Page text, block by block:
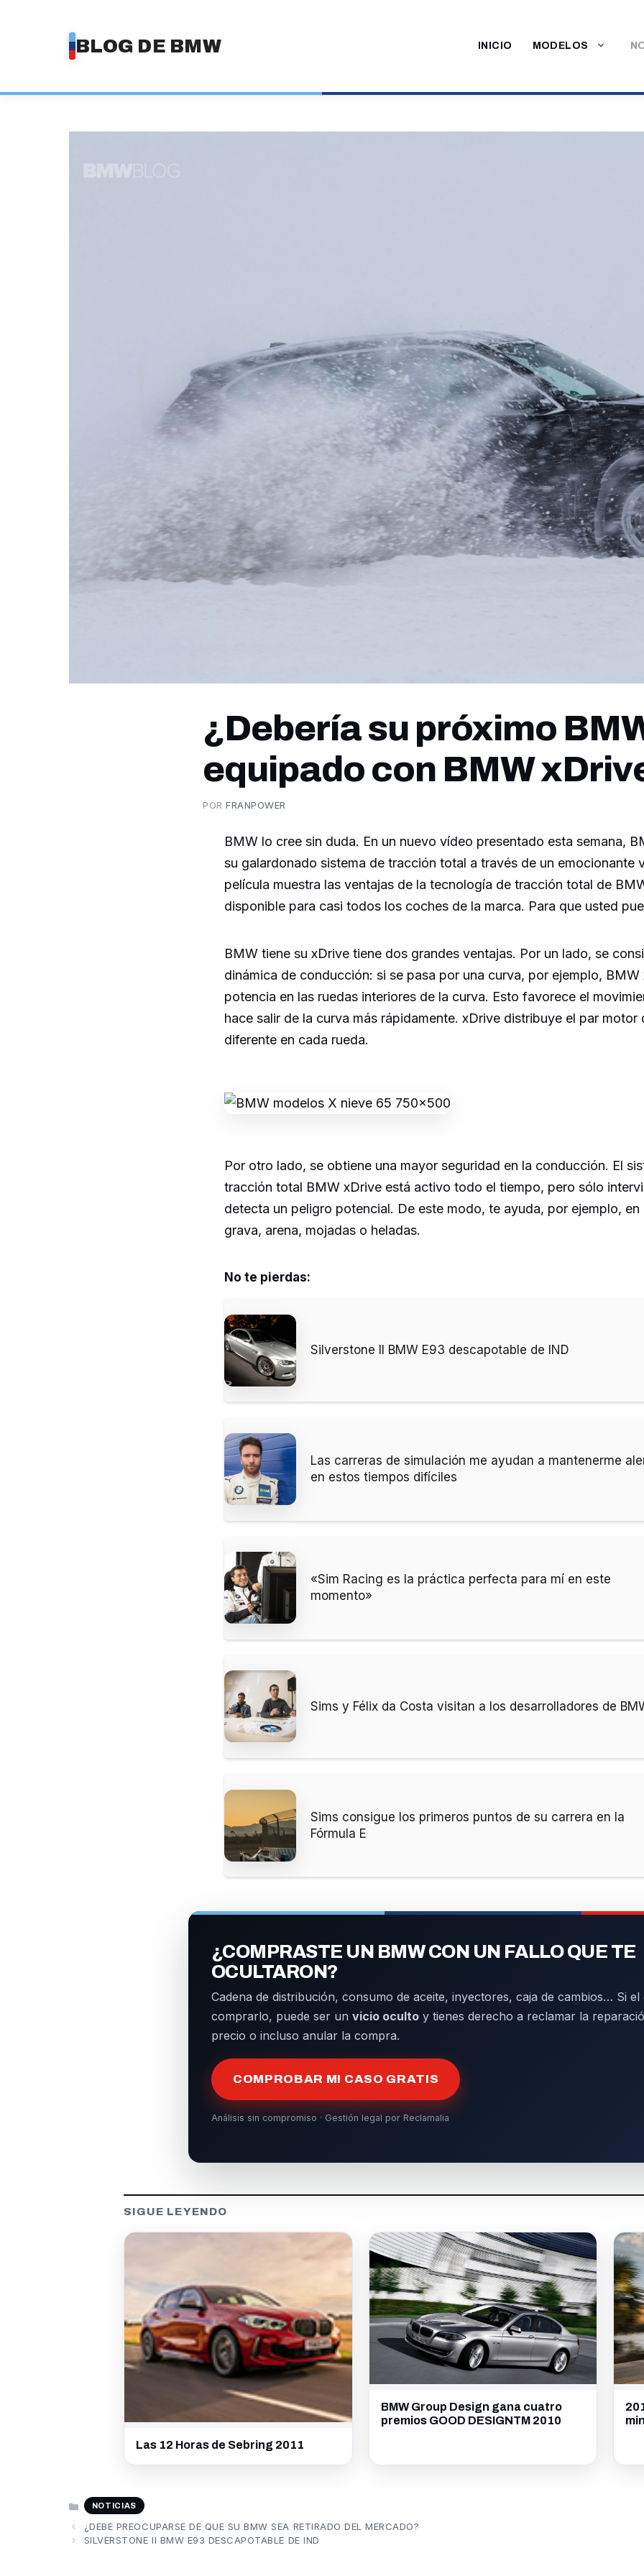
BLOG DE BMW INICIO MODELOS
¿Debería su próximo
equipado con BMW
PORFRANPOWER
BMW lo cree sin duda. En un nuevo vídeo presentado esta semana,
su galardonado sistema de tracción total a través de un emocionante
película muestra las ventajas de la tecnología de tracción total de
disponible para casi todos los coches de la marca. Para que usted
BMW tiene su xDrive tiene dos grandes ventajas. Por un lado, se
dinámica de conducción: si se pasa por una curva, por ejemplo,
potencia en las ruedas interiores de la curva. Esto favorece el
hace salir de la curva más rápidamente. xDrive distribuye el par motor
diferente en cada rueda.
Por otro lado, se obtiene una mayor seguridad en la conducción. El
tracción total BMW xDrive está activo todo el tiempo, pero sólo
detecta un peligro potencial. De este modo, te ayuda, por ejemplo, en
grava, arena, mojadas o heladas.
No te pierdas:
Silverstone II BMW E93 descapotable de IND
Las carreras de simulación me ayudan a mantenerme
en estos tiempos difíciles
«Sim Racing es la práctica perfecta para mí en este
momento»
Sims y Félix da Costa visitan a los desarrolladores de
Sims consigue los primeros puntos de su carrera en la
Fórmula E
¿COMPRASTE UN BMW CON UN FALLO QUE TE
OCULTARON?
Cadena de distribución, consumo de aceite, inyectores, caja de cambios… Si
comprarlo, puede ser un vicio oculto y tienes derecho a reclamar la
precio o incluso anular la compra.
COMPROBAR MI CASO GRATIS
Análisis sin compromiso · Gestión legal por Reclamalia
SIGUE LEYENDO
Las 12 Horas de Sebring 2011
BMW Group Design gana cuatro
premios GOOD DESIGNTM 2010
CATEGORÍAS
NOTICIAS
¿DEBE PREOCUPARSE DE QUE SU BMW SEA RETIRADO DEL MERCADO?
SILVERSTONE II BMW E93 DESCAPOTABLE DE IND